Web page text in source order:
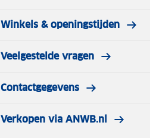
Winkels & openingstijden
Veelgestelde vragen
Contactgegevens
Verkopen via ANWB.nl